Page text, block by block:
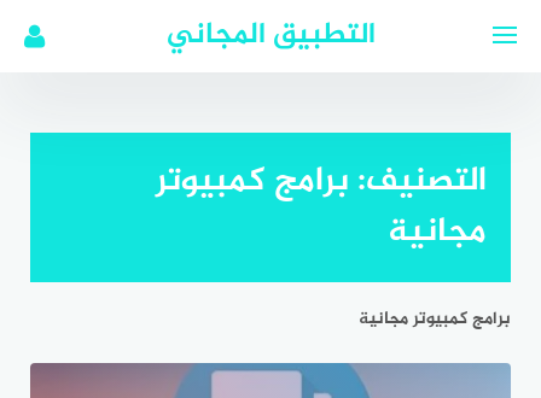
التطبيق المجاني
التصنيف:برامج كمبيوتر
مجانية
برامج كمبيوتر مجانية